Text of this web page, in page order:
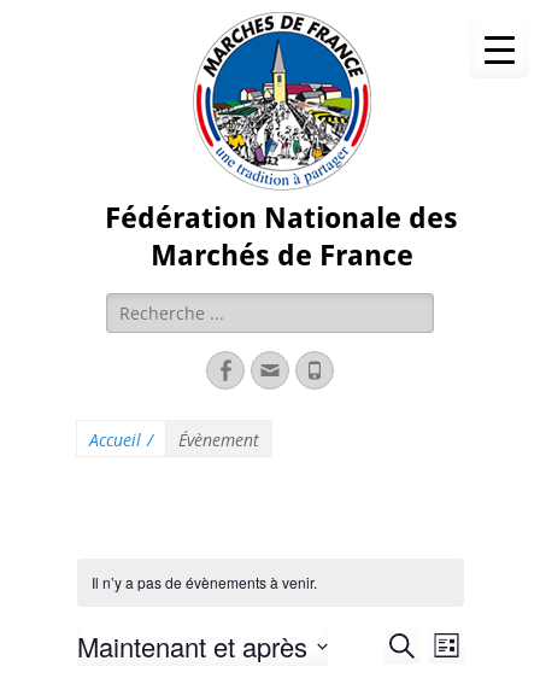
Fédération Nationale des
Marchés de France
Accueil / Évènement
Il n’y a pas de évènements à venir.
Recherche
Recherche
Liste
Maintenant et après